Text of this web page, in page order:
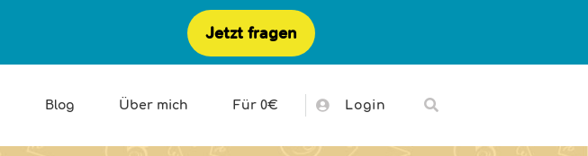
Jetzt fragen
Blog Über mich Für 0€ Login